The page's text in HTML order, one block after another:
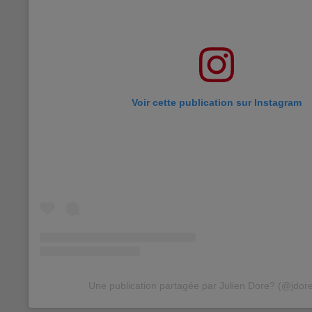
Voir cette publication sur Instagram
Une publication partagée par Julien Dore?